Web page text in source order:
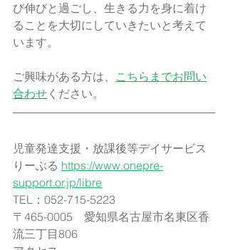
び伸びと過ごし、生きる力を身に着け
ることを大切にしていきたいと考えて
います。
ご興味がある方は、 こちらまでお問い
合わせ ください。
児童発達支援・放課後等デイサービス
りーぶる https://www.onepre-
support.or.jp/libre
TEL：052-715-5223​
〒465-0005　愛知県名古屋市名東区香
流三丁目806